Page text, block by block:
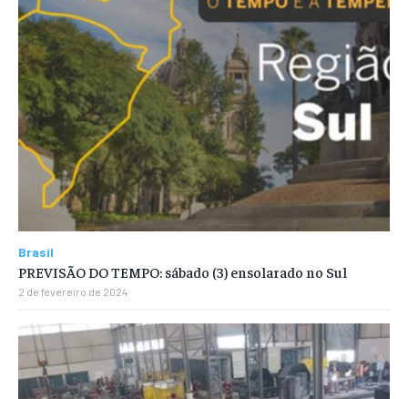
Brasil
PREVISÃO DO TEMPO: sábado (3) ensolarado no Sul
2 de fevereiro de 2024